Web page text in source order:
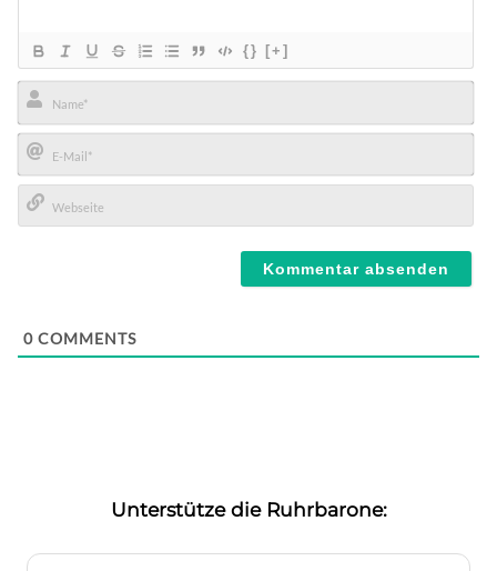
{} [+]
Name*
E-
Mail*
0 COMMENTS
Unterstütze die Ruhrbarone: